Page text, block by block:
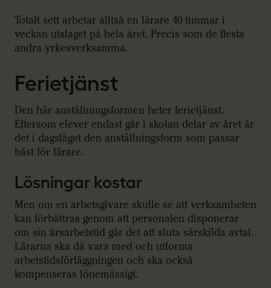
Totalt sett arbetar alltså en lärare 40 timmar i
veckan utslaget på hela året. Precis som de flesta
andra yrkesverksamma.
Ferietjänst
Den här anställningsformen heter ferietjänst.
Eftersom elever endast går i skolan delar av året är
det i dagsläget den anställningsform som passar
bäst för lärare.
Lösningar kostar
Men om en arbetsgivare skulle se att verksamheten
kan förbättras genom att personalen disponerar
om sin årsarbetstid går det att sluta särskilda avtal.
Lärarna ska då vara med och utforma
arbetstidsförläggningen och ska också
kompenseras lönemässigt.